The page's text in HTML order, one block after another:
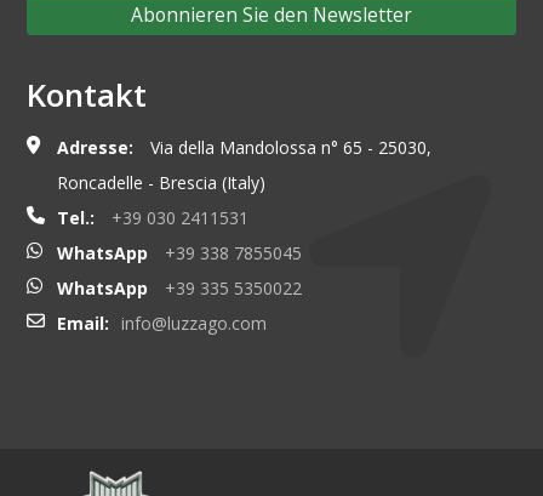
Abonnieren Sie den Newsletter
Kontakt
Adresse:
Via della Mandolossa n° 65 - 25030,
Roncadelle - Brescia (Italy)
Tel.:
+39 030 2411531
WhatsApp
+39 338 7855045
WhatsApp
+39 335 5350022
Email:
info@luzzago.com